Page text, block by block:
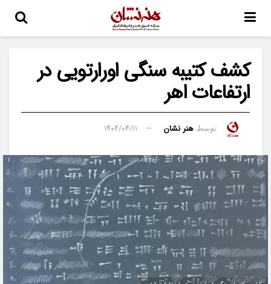
کشف کتیبه‌ سنگی اورارتویی در
ارتفاعات اهر
توسط هنر نشان ۱۴۰۴/۰۴/۱۱